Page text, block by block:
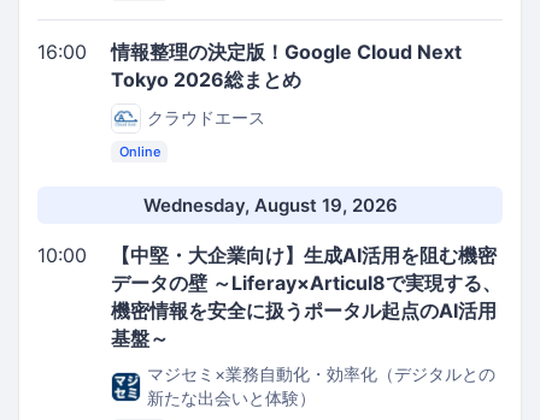
16:00
情報整理の決定版！Google Cloud Next
Tokyo 2026総まとめ
クラウドエース
Online
Wednesday, August 19, 2026
10:00
【中堅・大企業向け】生成AI活用を阻む機密
データの壁 ～Liferay×Articul8で実現する、
機密情報を安全に扱うポータル起点のAI活用
基盤～
マジセミ×業務自動化・効率化（デジタルとの
新たな出会いと体験）